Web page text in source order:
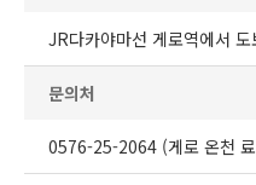
JR다카야마선 게로역에서 도
문의처
0576-25-2064 (게로 온천